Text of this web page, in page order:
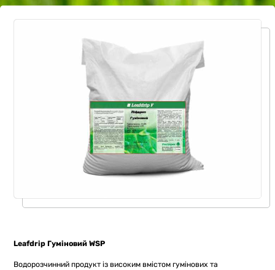
Leafdrip Гуміновий WSP
Водорозчинний продукт із високим вмістом гумінових та